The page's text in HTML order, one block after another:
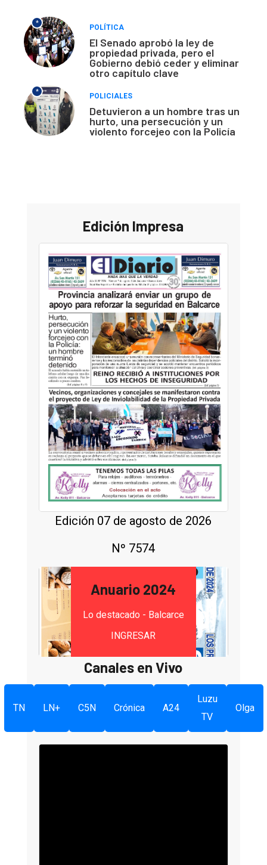
*
POLÍTICA
El Senado aprobó la ley de
propiedad privada, pero el
Gobierno debió ceder y eliminar
otro capítulo clave
*
POLICIALES
Detuvieron a un hombre tras un
hurto, una persecución y un
violento forcejeo con la Policía
Edición Impresa
Edición 07 de agosto de 2026
Nº 7574
Anuario 2024
Lo destacado - Balcarce
INGRESAR
Canales en Vivo
TN LN+ C5N Crónica A24
Luzu
TV
Olga